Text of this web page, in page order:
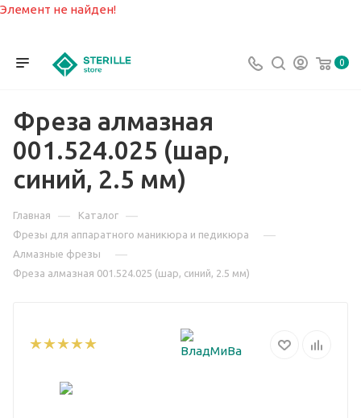
Элемент не найден!
0
Фреза алмазная
001.524.025 (шар,
синий, 2.5 мм)
Главная — Каталог —
Фрезы для аппаратного маникюра и педикюра —
Алмазные фрезы —
Фреза алмазная 001.524.025 (шар, синий, 2.5 мм)